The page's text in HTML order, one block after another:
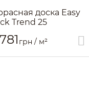
доска Easy
Trend 25
грн / м²